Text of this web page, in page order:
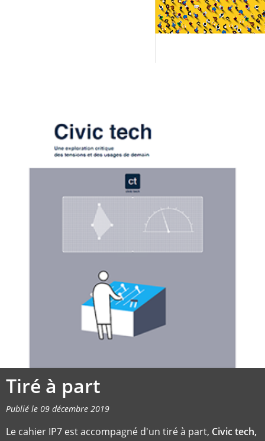
Tiré à part
Publié le 09 décembre 2019
Le cahier IP7 est accompagné d'un tiré à part, Civic tech,